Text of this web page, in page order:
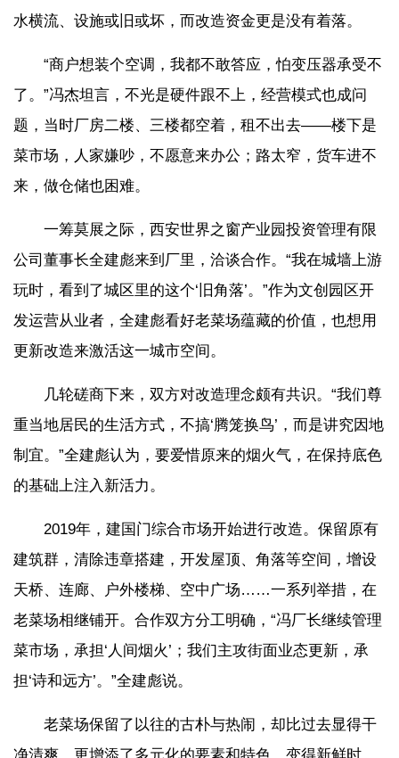
水横流、设施或旧或坏，而改造资金更是没有着落。
“商户想装个空调，我都不敢答应，怕变压器承受不
了。”冯杰坦言，不光是硬件跟不上，经营模式也成问
题，当时厂房二楼、三楼都空着，租不出去——楼下是
菜市场，人家嫌吵，不愿意来办公；路太窄，货车进不
来，做仓储也困难。
一筹莫展之际，西安世界之窗产业园投资管理有限
公司董事长全建彪来到厂里，洽谈合作。“我在城墙上游
玩时，看到了城区里的这个‘旧角落’。”作为文创园区开
发运营从业者，全建彪看好老菜场蕴藏的价值，也想用
更新改造来激活这一城市空间。
几轮磋商下来，双方对改造理念颇有共识。“我们尊
重当地居民的生活方式，不搞‘腾笼换鸟’，而是讲究因地
制宜。”全建彪认为，要爱惜原来的烟火气，在保持底色
的基础上注入新活力。
2019年，建国门综合市场开始进行改造。保留原有
建筑群，清除违章搭建，开发屋顶、角落等空间，增设
天桥、连廊、户外楼梯、空中广场……一系列举措，在
老菜场相继铺开。合作双方分工明确，“冯厂长继续管理
菜市场，承担‘人间烟火’；我们主攻街面业态更新，承
担‘诗和远方’。”全建彪说。
老菜场保留了以往的古朴与热闹，却比过去显得干
净清爽，更增添了多元化的要素和特色，变得新鲜时